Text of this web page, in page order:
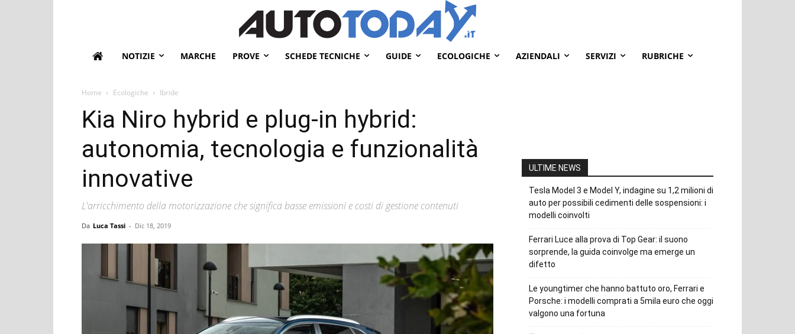
NOTIZIE MARCHE PROVE SCHEDE TECNICHE GUIDE ECOLOGICHE AZIENDALI SERVIZI RUBRICHE
Home Ecologiche Ibride
Kia Niro hybrid e plug-in hybrid:
autonomia, tecnologia e funzionalità
innovative
L'arricchimento della motorizzazione che significa basse emissioni e costi di gestione contenuti
Da Luca Tassi - Dic 18, 2019
ULTIME NEWS
Tesla Model 3 e Model Y, indagine su 1,2 milioni di
auto per possibili cedimenti delle sospensioni: i
modelli coinvolti
Ferrari Luce alla prova di Top Gear: il suono
sorprende, la guida coinvolge ma emerge un
difetto
Le youngtimer che hanno battuto oro, Ferrari e
Porsche: i modelli comprati a 5mila euro che oggi
valgono una fortuna